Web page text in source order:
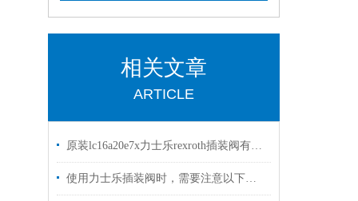
相关文章
ARTICLE
原装lc16a20e7x力士乐rexroth插装阀有库存 优势出售
使用力士乐插装阀时，需要注意以下几个关键的事项